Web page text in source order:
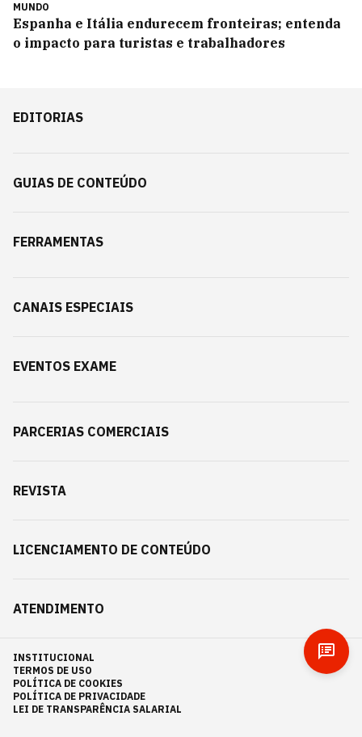
MUNDO
Espanha e Itália endurecem fronteiras; entenda
o impacto para turistas e trabalhadores
EDITORIAS
GUIAS DE CONTEÚDO
FERRAMENTAS
CANAIS ESPECIAIS
EVENTOS EXAME
PARCERIAS COMERCIAIS
REVISTA
LICENCIAMENTO DE CONTEÚDO
ATENDIMENTO
INSTITUCIONAL
TERMOS DE USO
POLÍTICA DE COOKIES
POLÍTICA DE PRIVACIDADE
LEI DE TRANSPARÊNCIA SALARIAL